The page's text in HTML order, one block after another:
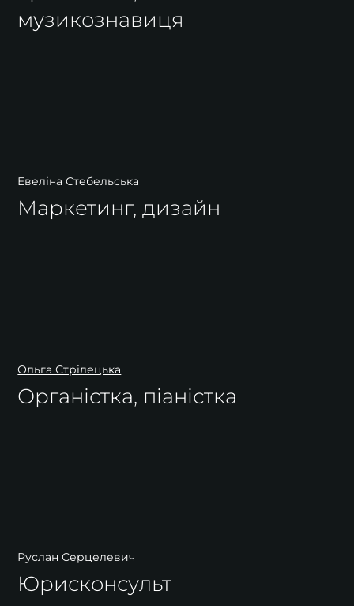
музикознавиця
Евеліна Стебельська
Маркетинг, дизайн
Ольга Стрілецька
Органістка, піаністка
Руслан Серцелевич
Юрисконсульт